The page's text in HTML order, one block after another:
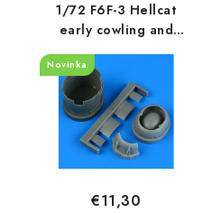
1/72 F6F-3 Hellcat
early cowling and
cooling flaps - closed
recommended for
Eduard
Novinka
€11,30